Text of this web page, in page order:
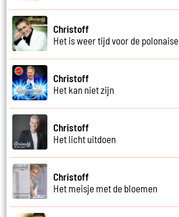
Christoff
Het is weer tijd voor de polonaise
Christoff
Het kan niet zijn
Christoff
Het licht uitdoen
Christoff
Het meisje met de bloemen